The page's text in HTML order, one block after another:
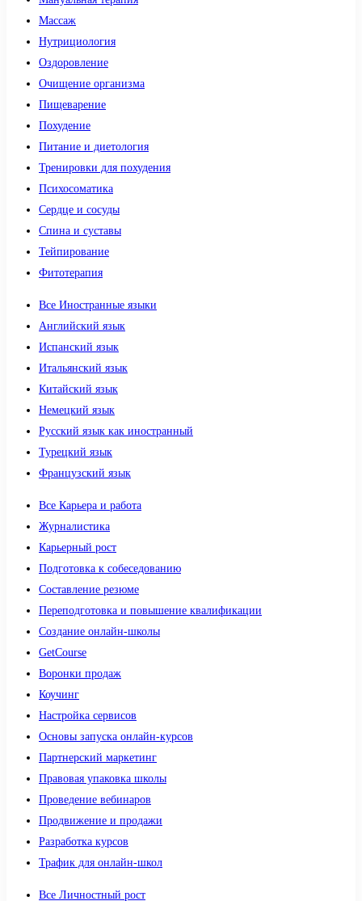
Массаж
Нутрициология
Оздоровление
Очищение организма
Пищеварение
Похудение
Питание и диетология
Тренировки для похудения
Психосоматика
Сердце и сосуды
Спина и суставы
Тейпирование
Фитотерапия
Все Иностранные языки
Английский язык
Испанский язык
Итальянский язык
Китайский язык
Немецкий язык
Русский язык как иностранный
Турецкий язык
Французский язык
Все Карьера и работа
Журналистика
Карьерный рост
Подготовка к собеседованию
Составление резюме
Переподготовка и повышение квалификации
Создание онлайн-школы
GetCourse
Воронки продаж
Коучинг
Настройка сервисов
Основы запуска онлайн-курсов
Партнерский маркетинг
Правовая упаковка школы
Проведение вебинаров
Продвижение и продажи
Разработка курсов
Трафик для онлайн-школ
Все Личностный рост